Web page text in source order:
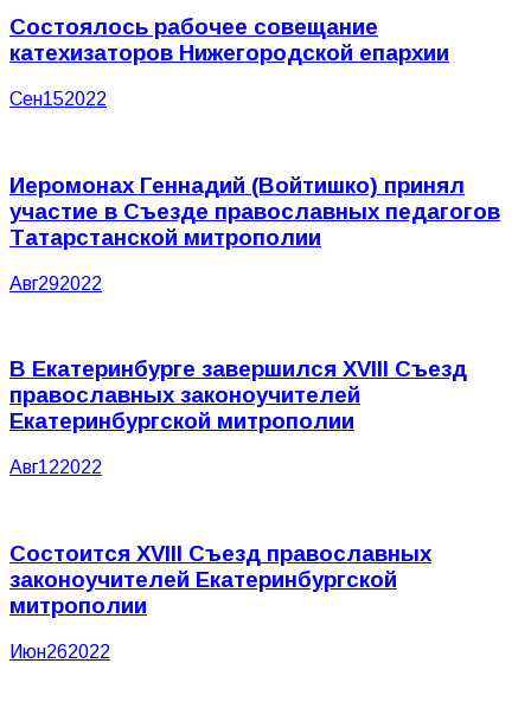
Состоялось рабочее совещание
катехизаторов Нижегородской епархии
Сен152022
Иеромонах Геннадий (Войтишко) принял
участие в Съезде православных педагогов
Татарстанской митрополии
Авг292022
В Екатеринбурге завершился XVIII Съезд
православных законоучителей
Екатеринбургской митрополии
Авг122022
Состоится XVIII Съезд православных
законоучителей Екатеринбургской
митрополии
Июн262022